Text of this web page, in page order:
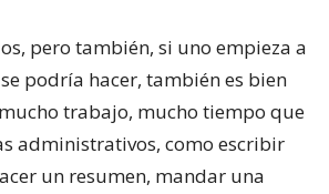
pero también, si uno empieza a
podría hacer, también es bien
trabajo, mucho tiempo que
administrativos, como escribir
un resumen, mandar una